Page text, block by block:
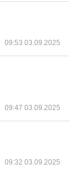
09:53 03.09.2025
09:47 03.09.2025
09:32 03.09.2025